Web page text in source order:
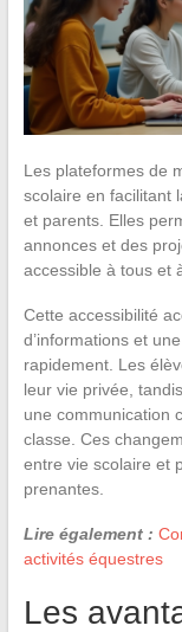
Les plateformes de
scolaire en facilitant
et parents. Elles
annonces et des
accessible à tous et
Cette accessibilité
d’informations et
rapidement. Les
leur vie privée,
une communication
classe. Ces
entre vie scolaire et
prenantes.
Lire également :
activités équestres
Les